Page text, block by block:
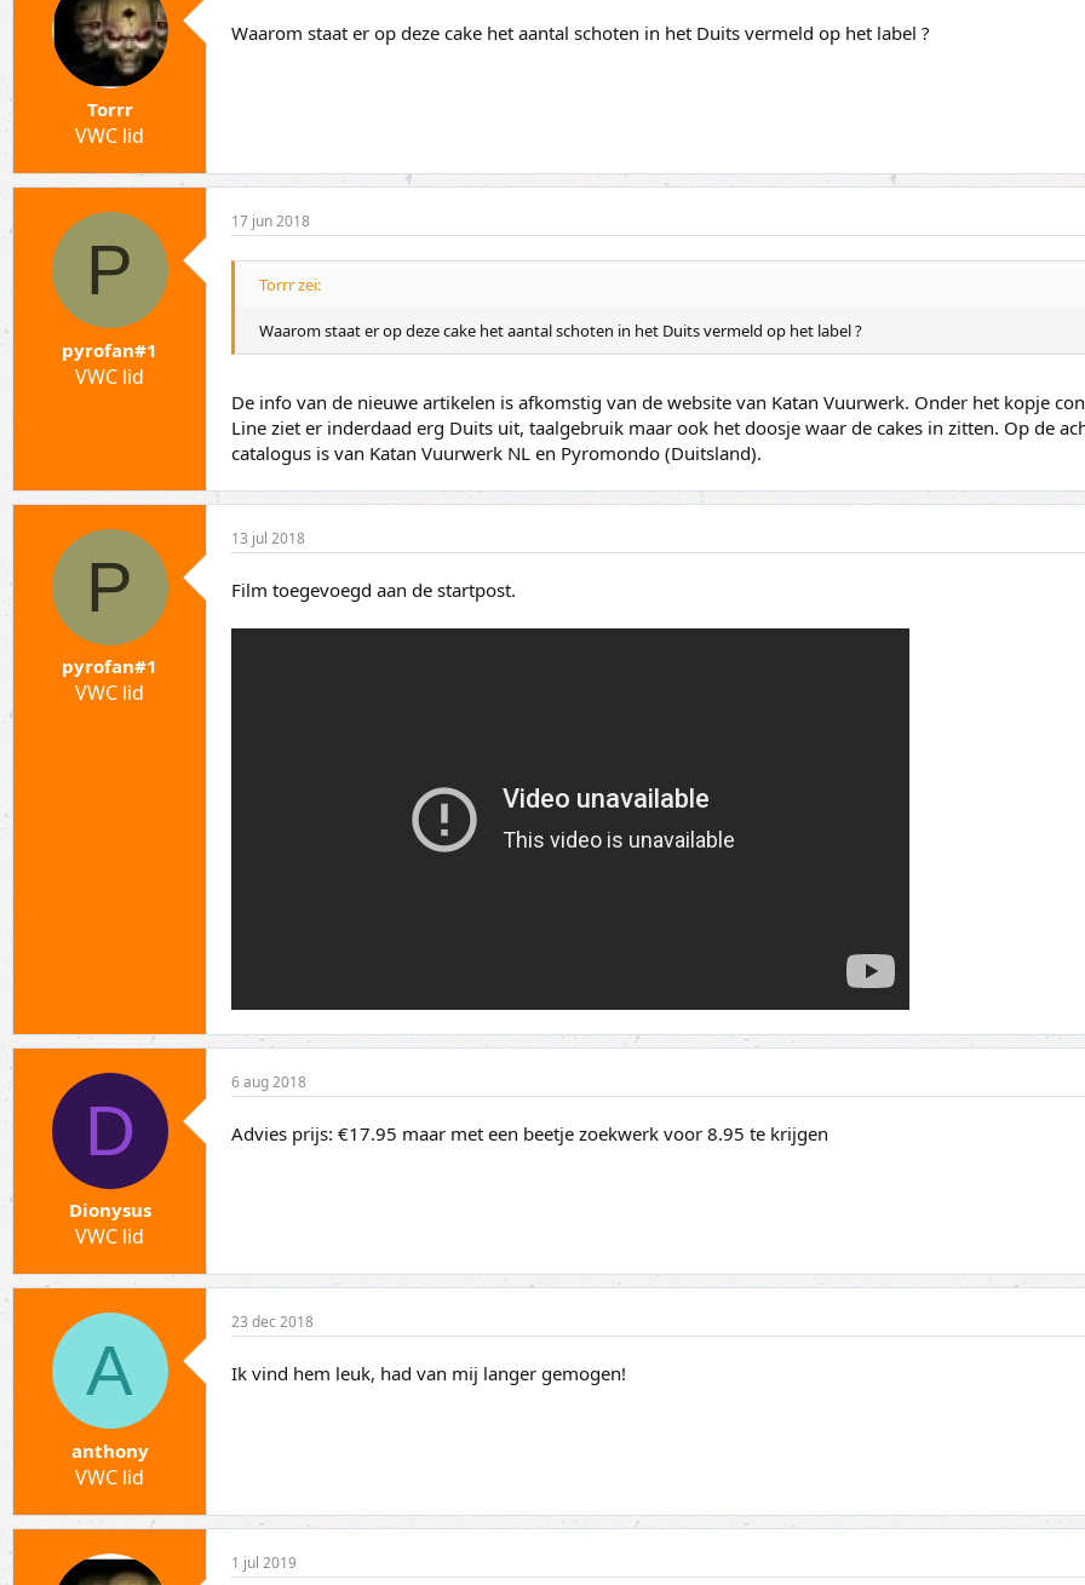
Torrr
VWC lid
Waarom staat er op deze cake het aantal schoten in het Duits vermeld op het label ?
P
pyrofan#1
VWC lid
17 jun 2018
Torrr zei:
Waarom staat er op deze cake het aantal schoten in het Duits vermeld op het label ?
De info van de nieuwe artikelen is afkomstig van de website van Katan Vuurwerk. Onder het kopje
Line ziet er inderdaad erg Duits uit, taalgebruik maar ook het doosje waar de cakes in zitten. Op de
catalogus is van Katan Vuurwerk NL en Pyromondo (Duitsland).
P
pyrofan#1
VWC lid
13 jul 2018
Film toegevoegd aan de startpost.
D
Dionysus
VWC lid
6 aug 2018
Advies prijs: €17.95 maar met een beetje zoekwerk voor 8.95 te krijgen
A
anthony
VWC lid
23 dec 2018
Ik vind hem leuk, had van mij langer gemogen!
1 jul 2019